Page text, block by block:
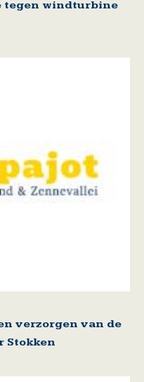
tegen windturbine
verzorgen van de
Stokken